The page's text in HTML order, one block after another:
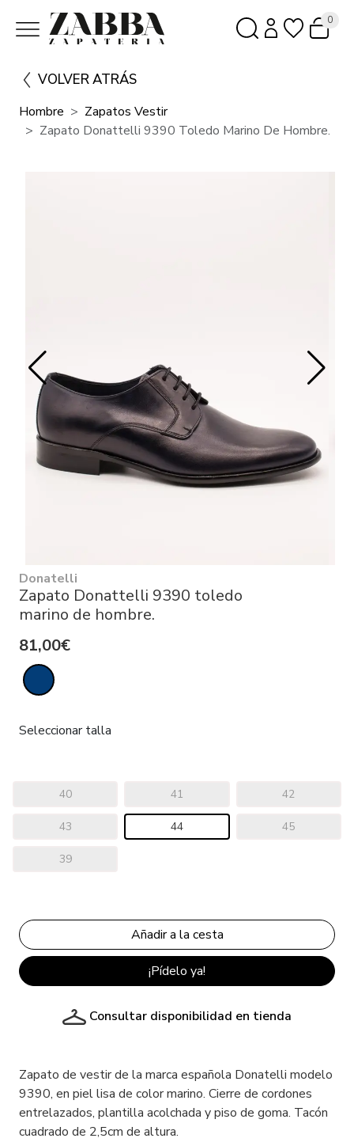
0
VOLVER ATRÁS
Hombre
Zapatos Vestir
Zapato Donattelli 9390 Toledo Marino De Hombre.
Donatelli
Zapato Donattelli 9390 toledo
marino de hombre.
81,00€
Seleccionar talla
40 41 42
43 44 45
39
¡Pídelo ya!
Consultar disponibilidad en tienda
Zapato de vestir de la marca española Donatelli modelo
9390, en piel lisa de color marino. Cierre de cordones
entrelazados, plantilla acolchada y piso de goma. Tacón
cuadrado de 2,5cm de altura.